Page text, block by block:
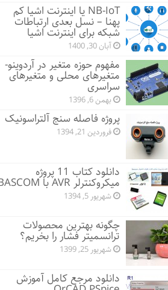
NB-IoT یا اینترنت اشیا کم
پهنا – نسل بعدی ارتباطات
شبکه برای اینترنت اشیا
آبان 30, 1400
مفهوم حوزه متغیر در آردوینو-
متغیرهای محلی و متغیرهای
سراسری
بهمن 6, 1396
پروژه فاصله سنج آلتراسونیک
فروردین 21, 1394
دانلود کتاب 11 پروژه
میکروکنترلر AVR با BASCOM
شهریور 5, 1394
چگونه بهترین محصولات
ترانسمیتر فشار را بخریم؟
شهریور 25, 1399
دانلود مرجع کامل آموزش